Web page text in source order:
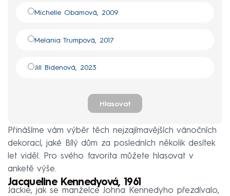
Michelle Obamová, 2009
Melania Trumpová, 2017
Jill Bidenová, 2023
Hlasovat
Přinášíme vám výběr těch nejzajímavějších vánočních
dekorací, jaké Bílý dům za posledních několik desítek
let viděl. Pro svého favorita můžete hlasovat v
anketě výše.
Jacqueline Kennedyová, 1961
Jackie, jak se manželce Johna Kennedyho přezdívalo,